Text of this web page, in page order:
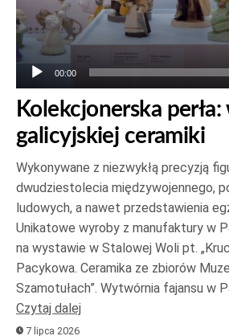
00:00
Kolekcjonerska
galicyjskiej ceramiki
Wykonywane z niezwykłą precyzją
dwudziestolecia międzywojennego,
ludowych, a nawet przedstawienia
Unikatowe wyroby z manufaktury w
na wystawie w Stalowej Woli pt.
Pacykowa. Ceramika ze zbiorów
Szamotułach”. Wytwórnia fajansu w
Czytaj dalej
7 lipca 2026